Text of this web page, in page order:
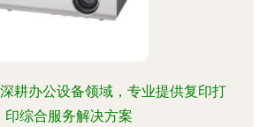
耕办公设备领域，专业提供复印打
印综合服务解决方案